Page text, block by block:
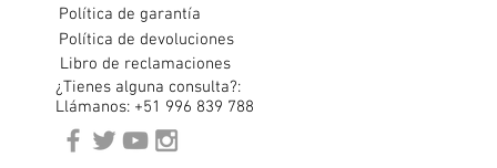
Política de garantía
Política de devoluciones
Libro de reclamaciones
¿Tienes alguna consulta?:
Llámanos: +51 996 839 788